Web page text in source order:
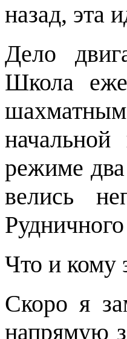
назад, эта
Дело
Школа
режиме
велись
Что и кому
Скоро я
напрямую